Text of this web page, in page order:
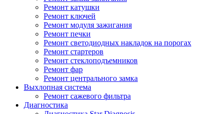
Ремонт катушки
Ремонт ключей
Ремонт модуля зажигания
Ремонт печки
Ремонт светодиодных накладок на порогах
Ремонт стартеров
Ремонт стеклоподъемников
Ремонт фар
Ремонт центрального замка
Выхлопная система
Ремонт сажевого фильтра
Диагностика